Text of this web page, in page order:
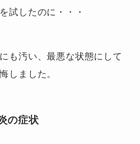
試したのに・・・
も汚い、最悪な状態にして
しました。
の症状